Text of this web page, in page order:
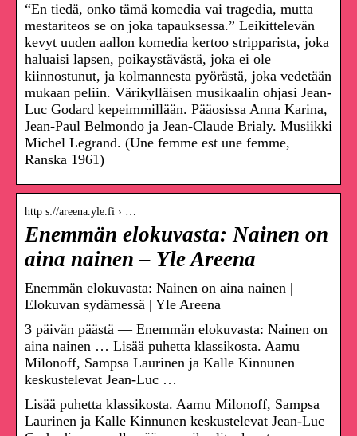
“En tiedä, onko tämä komedia vai tragedia, mutta
mestariteos se on joka tapauksessa.” Leikittelevän
kevyt uuden aallon komedia kertoo stripparista, joka
haluaisi lapsen, poikaystävästä, joka ei ole
kiinnostunut, ja kolmannesta pyörästä, joka vedetään
mukaan peliin. Värikylläisen musikaalin ohjasi Jean-
Luc Godard kepeimmillään. Pääosissa Anna Karina,
Jean-Paul Belmondo ja Jean-Claude Brialy. Musiikki
Michel Legrand. (Une femme est une femme,
Ranska 1961)
http s://areena.yle.fi › …
Enemmän elokuvasta: Nainen on
aina nainen – Yle Areena
Enemmän elokuvasta: Nainen on aina nainen |
Elokuvan sydämessä | Yle Areena
3 päivän päästä — Enemmän elokuvasta: Nainen on
aina nainen … Lisää puhetta klassikosta. Aamu
Milonoff, Sampsa Laurinen ja Kalle Kinnunen
keskustelevat Jean-Luc …
Lisää puhetta klassikosta. Aamu Milonoff, Sampsa
Laurinen ja Kalle Kinnunen keskustelevat Jean-Luc